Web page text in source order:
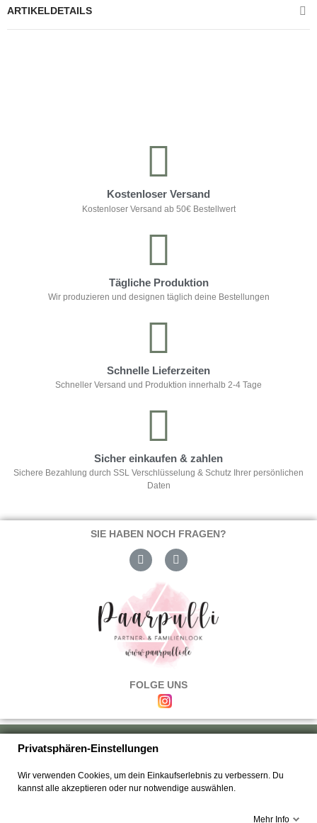
ARTIKELDETAILS
Kostenloser Versand
Kostenloser Versand ab 50€ Bestellwert
Tägliche Produktion
Wir produzieren und designen täglich deine Bestellungen
Schnelle Lieferzeiten
Schneller Versand und Produktion innerhalb 2-4 Tage
Sicher einkaufen & zahlen
Sichere Bezahlung durch SSL Verschlüsselung & Schutz Ihrer persönlichen
Daten
SIE HABEN NOCH FRAGEN?
FOLGE UNS
Über uns|Versand & Zahlung|Umtausch & Rückgabe
Kontakt
Privatsphären-Einstellungen
Wir verwenden Cookies, um dein Einkaufserlebnis zu verbessern. Du
kannst alle akzeptieren oder nur notwendige auswählen.
Mehr Info